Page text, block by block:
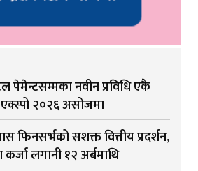
पेमेन्टसम्मका नवीन प्रविधि एकै
२०२६ असोजमा
सशक्त वित्तीय प्रदर्शन,
लगानी १२ अर्बमाथि